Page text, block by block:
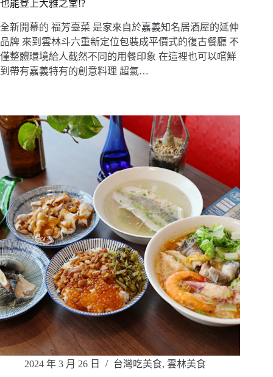
也能登上大雅之堂!?
全新開幕的 福芳臺菜 是家來自於嘉義知名居酒屋的延伸
品牌 來到雲林斗六重新定位包裝成平價式的復古餐廳 不
僅整體環境給人截然不同的用餐印象 在這裡也可以嚐鮮
到帶有嘉義特有的創意料理 超氣…
2024 年 3 月 26 日 台灣吃美食, 雲林美食